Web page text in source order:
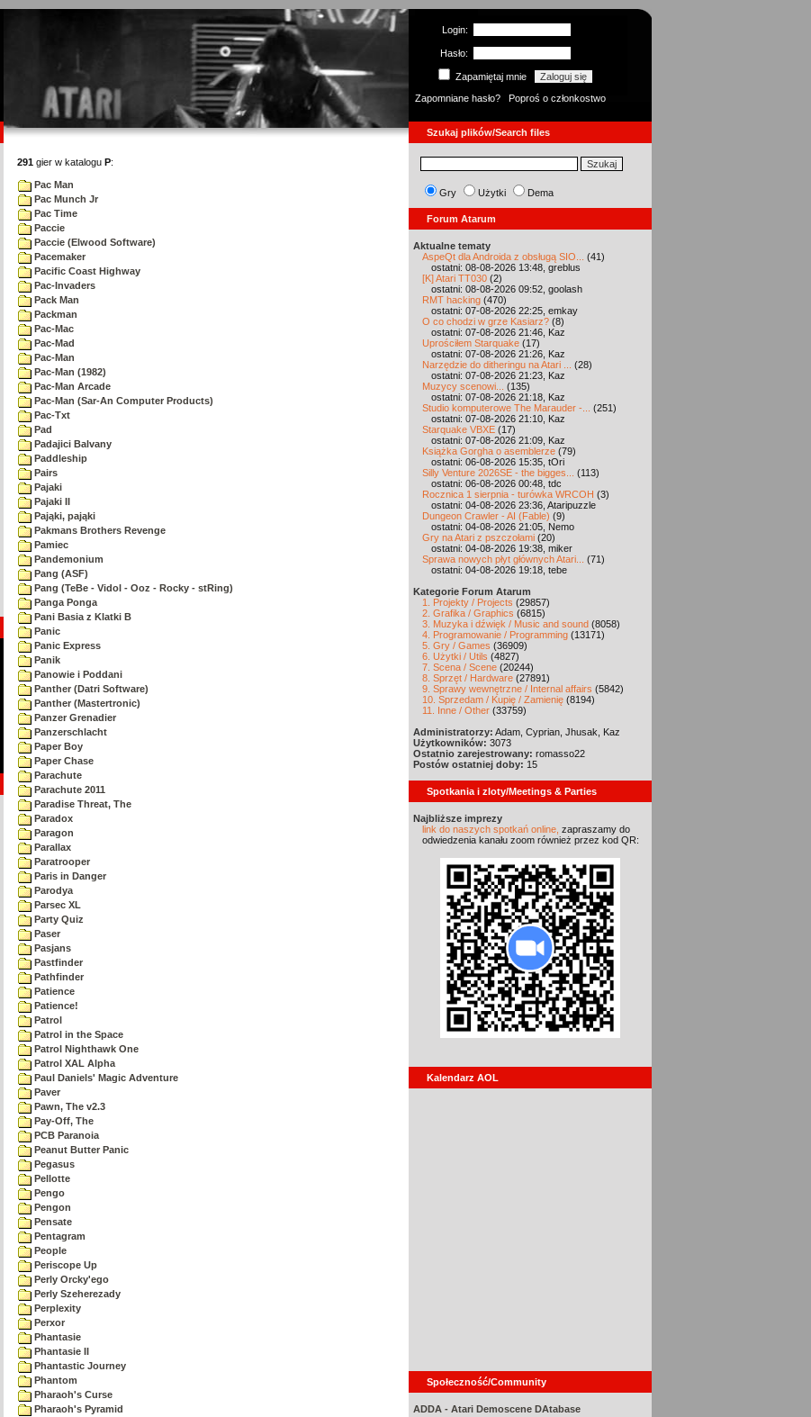
Login:
Hasło:
Zapamiętaj mnie
Zapomniane hasło?
Poproś o członkostwo
Szukaj plików/Search files
291 gier w katalogu P:
Pac Man
Pac Munch Jr
Pac Time
Paccie
Paccie (Elwood Software)
Pacemaker
Pacific Coast Highway
Pac-Invaders
Pack Man
Packman
Pac-Mac
Pac-Mad
Pac-Man
Pac-Man (1982)
Pac-Man Arcade
Pac-Man (Sar-An Computer Products)
Pac-Txt
Pad
Padajici Balvany
Paddleship
Pairs
Pajaki
Pajaki II
Pająki, pająki
Pakmans Brothers Revenge
Pamiec
Pandemonium
Pang (ASF)
Pang (TeBe - Vidol - Ooz - Rocky - stRing)
Panga Ponga
Pani Basia z Klatki B
Panic
Panic Express
Panik
Panowie i Poddani
Panther (Datri Software)
Panther (Mastertronic)
Panzer Grenadier
Panzerschlacht
Paper Boy
Paper Chase
Parachute
Parachute 2011
Paradise Threat, The
Paradox
Paragon
Parallax
Paratrooper
Paris in Danger
Parodya
Parsec XL
Party Quiz
Paser
Pasjans
Pastfinder
Pathfinder
Patience
Patience!
Patrol
Patrol in the Space
Patrol Nighthawk One
Patrol XAL Alpha
Paul Daniels' Magic Adventure
Paver
Pawn, The v2.3
Pay-Off, The
PCB Paranoia
Peanut Butter Panic
Pegasus
Pellotte
Pengo
Pengon
Pensate
Pentagram
People
Periscope Up
Perly Orcky'ego
Perly Szeherezady
Perplexity
Perxor
Phantasie
Phantasie II
Phantastic Journey
Phantom
Pharaoh's Curse
Pharaoh's Pyramid
Gry Użytki Dema
Forum Atarum
Aktualne tematy
AspeQt dla Androida z obsługą SIO...
(41)
ostatni: 08-08-2026 13:48, greblus
[K] Atari TT030 (2)
ostatni: 08-08-2026 09:52, goolash
RMT hacking (470)
ostatni: 07-08-2026 22:25, emkay
O co chodzi w grze Kasiarz? (8)
ostatni: 07-08-2026 21:46, Kaz
Uprościłem Starquake (17)
ostatni: 07-08-2026 21:26, Kaz
Narzędzie do ditheringu na Atari ...
(28)
ostatni: 07-08-2026 21:23, Kaz
Muzycy scenowi...
(135)
ostatni: 07-08-2026 21:18, Kaz
Studio komputerowe The Marauder -...
(251)
ostatni: 07-08-2026 21:10, Kaz
Starquake VBXE (17)
ostatni: 07-08-2026 21:09, Kaz
Książka Gorgha o asemblerze (79)
ostatni: 06-08-2026 15:35, tOri
Silly Venture 2026SE - the bigges...
(113)
ostatni: 06-08-2026 00:48, tdc
Rocznica 1 sierpnia - turówka WRCOH (3)
ostatni: 04-08-2026 23:36, Ataripuzzle
Dungeon Crawler - AI (Fable) (9)
ostatni: 04-08-2026 21:05, Nemo
Gry na Atari z pszczołami (20)
ostatni: 04-08-2026 19:38, miker
Sprawa nowych płyt głównych Atari...
(71)
ostatni: 04-08-2026 19:18, tebe
Kategorie Forum Atarum
1. Projekty / Projects (29857)
2. Grafika / Graphics (6815)
3. Muzyka i dźwięk / Music and sound (8058)
4. Programowanie / Programming (13171)
5. Gry / Games (36909)
6. Użytki / Utils (4827)
7. Scena / Scene (20244)
8. Sprzęt / Hardware (27891)
9. Sprawy wewnętrzne / Internal affairs (5842)
10. Sprzedam / Kupię / Zamienię (8194)
11. Inne / Other (33759)
Administratorzy: Adam, Cyprian, Jhusak, Kaz
Użytkowników: 3073
Ostatnio zarejestrowany: romasso22
Postów ostatniej doby: 15
Spotkania i zloty/Meetings & Parties
Najbliższe imprezy
link do naszych spotkań online, zapraszamy do
odwiedzenia kanału zoom również przez kod QR:
Kalendarz AOL
Społeczność/Community
ADDA - Atari Demoscene DAtabase